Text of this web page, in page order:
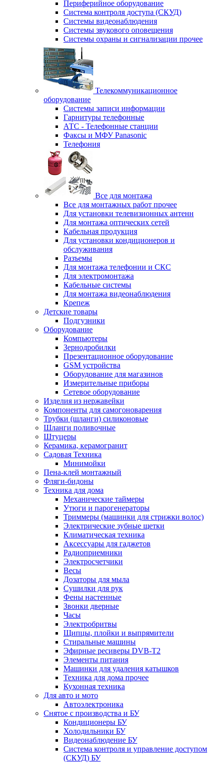
Периферийное оборудование
Система контроля доступа (СКУД)
Системы видеонаблюдения
Системы звукового оповещения
Системы охраны и сигнализации прочее
Телекоммуникационное
оборудование
Системы записи информации
Гарнитуры телефонные
АТС - Телефонные станции
Факсы и МФУ Panasonic
Телефония
Все для монтажа
Все для монтажных работ прочее
Для установки телевизионных антенн
Для монтажа оптических сетей
Кабельная продукция
Для установки кондиционеров и
обслуживания
Разъемы
Для монтажа телефонии и СКС
Для электромонтажа
Кабельные системы
Для монтажа видеонаблюдения
Крепеж
Детские товары
Подгузники
Оборудование
Компьютеры
Зернодробилки
Презентационное оборудование
GSM устройства
Оборудование для магазинов
Измерительные приборы
Сетевое оборудование
Изделия из нержавейки
Компоненты для самогоноварения
Трубки (шланги) силиконовые
Шланги поливочные
Штуцеры
Керамика, керамогранит
Садовая Техника
Минимойки
Пена-клей монтажный
Фляги-бидоны
Техника для дома
Механические таймеры
Утюги и парогенераторы
Триммеры (машинки для стрижки волос)
Электрические зубные щетки
Климатическая техника
Аксессуары для гаджетов
Радиоприемники
Электросчетчики
Весы
Дозаторы для мыла
Сушилки для рук
Фены настенные
Звонки дверные
Часы
Электробритвы
Щипцы, плойки и выпрямители
Стиральные машины
Эфирные ресиверы DVB-T2
Элементы питания
Машинки для удаления катышков
Техника для дома прочее
Кухонная техника
Для авто и мото
Автоэлектроника
Снятое с производства и БУ
Кондиционеры БУ
Холодильники БУ
Видеонаблюдение БУ
Система контроля и управление доступом
(СКУД) БУ